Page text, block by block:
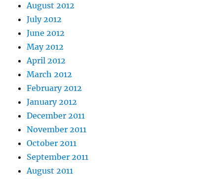
August 2012
July 2012
June 2012
May 2012
April 2012
March 2012
February 2012
January 2012
December 2011
November 2011
October 2011
September 2011
August 2011